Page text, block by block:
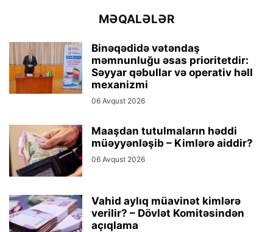
MƏQALƏLƏR
Binəqədidə vətəndaş
məmnunluğu əsas prioritetdir:
Səyyar qəbullar və operativ həll
mexanizmi
06 Avqust 2026
Maaşdan tutulmaların həddi
müəyyənləşib – Kimlərə aiddir?
06 Avqust 2026
Vahid aylıq müavinət kimlərə
verilir? – Dövlət Komitəsindən
açıqlama